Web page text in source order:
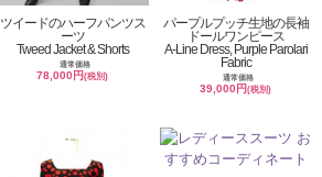
ツイードのハーフパンツス
ーツ
Tweed Jacket & Shorts
通常価格
78,000円(税別)
パープルプッチ生地の長袖
ドールワンピース
A-Line Dress, Purple Parolari
Fabric
通常価格
39,000円(税別)